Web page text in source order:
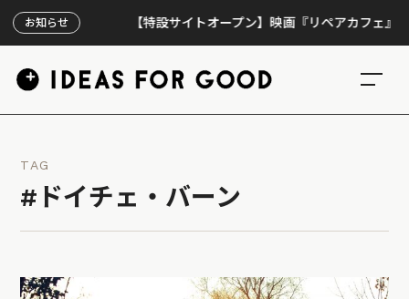
お知らせ 【特設サイトオープン】映画『リペアカフェ』、上映
TAG
#ドイチェ・バーン